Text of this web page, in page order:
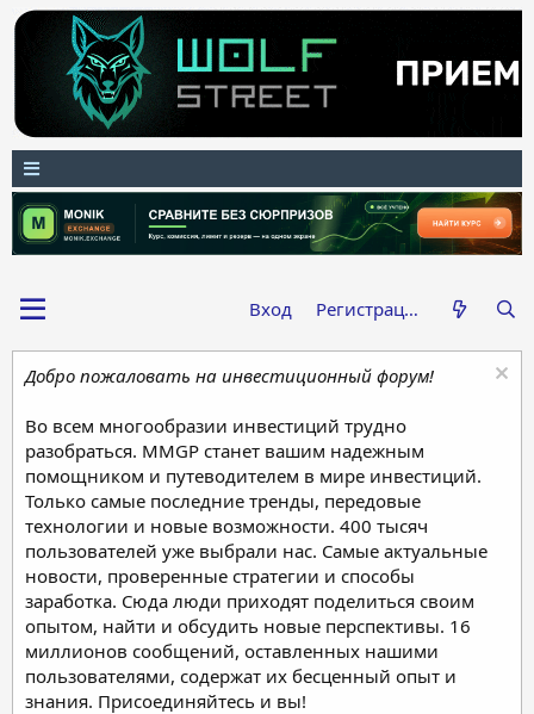
Вход Регистрация
Добро пожаловать на инвестиционный форум!
Во всем многообразии инвестиций трудно
разобраться. MMGP станет вашим надежным
помощником и путеводителем в мире инвестиций.
Только самые последние тренды, передовые
технологии и новые возможности. 400 тысяч
пользователей уже выбрали нас. Самые актуальные
новости, проверенные стратегии и способы
заработка. Сюда люди приходят поделиться своим
опытом, найти и обсудить новые перспективы. 16
миллионов сообщений, оставленных нашими
пользователями, содержат их бесценный опыт и
знания. Присоединяйтесь и вы!